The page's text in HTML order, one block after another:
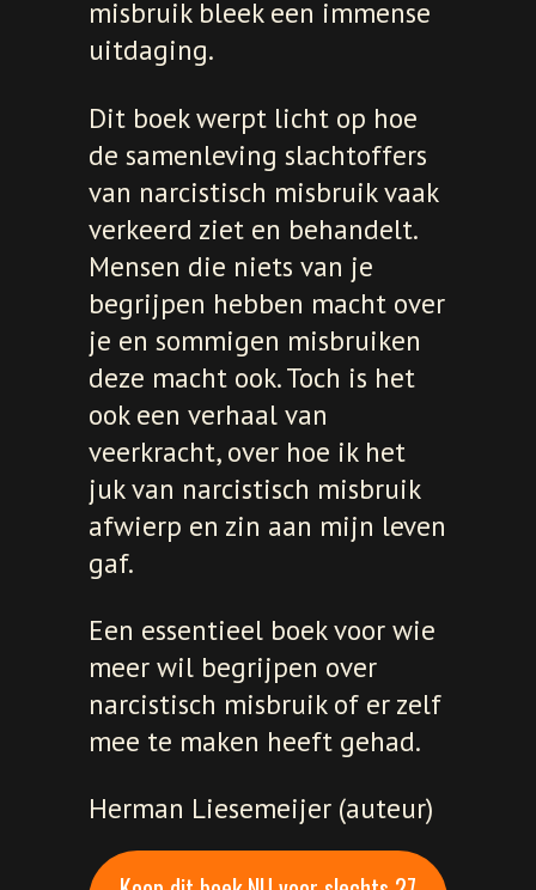
misbruik bleek een immense
uitdaging.
Dit boek werpt licht op hoe
de samenleving slachtoffers
van narcistisch misbruik vaak
verkeerd ziet en behandelt.
Mensen die niets van je
begrijpen hebben macht over
je en sommigen misbruiken
deze macht ook. Toch is het
ook een verhaal van
veerkracht, over hoe ik het
juk van narcistisch misbruik
afwierp en zin aan mijn leven
gaf.
Een essentieel boek voor wie
meer wil begrijpen over
narcistisch misbruik of er zelf
mee te maken heeft gehad.
Herman Liesemeijer (auteur)